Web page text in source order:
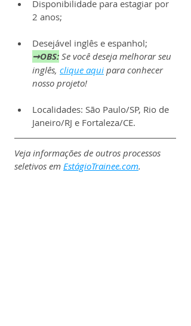
Disponibilidade para estagiar por
2 anos;
Desejável inglês e espanhol;
➞OBS: Se você deseja melhorar seu
inglês, clique aqui para conhecer
nosso projeto!
Localidades: São Paulo/SP, Rio de
Janeiro/RJ e Fortaleza/CE.
Veja informações de outros processos
seletivos em EstágioTrainee.com.